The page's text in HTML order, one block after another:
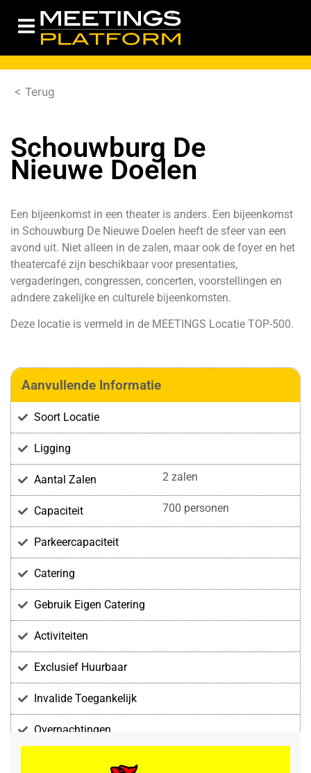
< Terug
Schouwburg De
Nieuwe Doelen
Een bijeenkomst in een theater is anders. Een bijeenkomst
in Schouwburg De Nieuwe Doelen heeft de sfeer van een
avond uit. Niet alleen in de zalen, maar ook de foyer en het
theatercafé zijn beschikbaar voor presentaties,
vergaderingen, congressen, concerten, voorstellingen en
adndere zakelijke en culturele bijeenkomsten.
Deze locatie is vermeld in de MEETINGS Locatie TOP-500.
Aanvullende Informatie
Soort Locatie
Ligging
Aantal Zalen 2 zalen
Capaciteit 700 personen
Parkeercapaciteit
Catering
Gebruik Eigen Catering
Activiteiten
Exclusief Huurbaar
Invalide Toegankelijk
Overnachtingen